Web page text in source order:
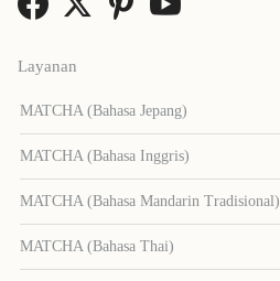
Layanan
MATCHA (Bahasa Jepang)
MATCHA (Bahasa Inggris)
MATCHA (Bahasa Mandarin Tradisional)
MATCHA (Bahasa Thai)